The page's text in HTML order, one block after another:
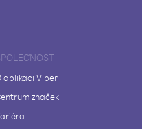
aplikaci Viber
značek